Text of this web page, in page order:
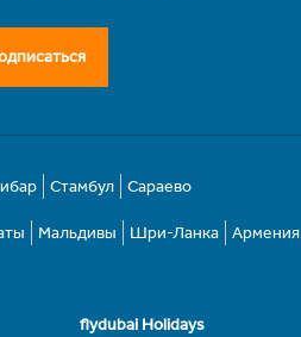
Стамбул Сараево
Мальдивы Шри-Ланка Армения
flydubai Holidays